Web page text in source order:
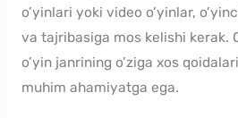
o’yinlari yoki video o’yinlar,
va tajribasiga mos kelishi kerak.
o’yin janrining o’ziga xos
muhim ahamiyatga ega.